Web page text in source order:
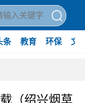
条 教育 环保 文
（绍兴烟草